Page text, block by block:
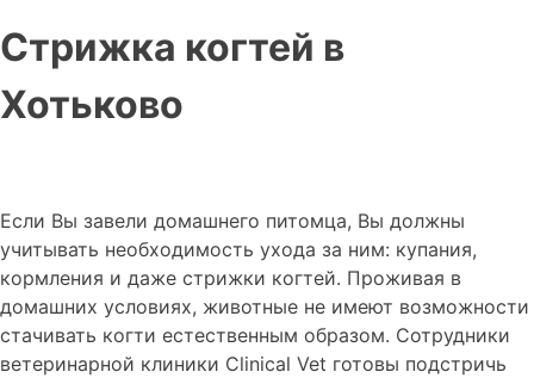
Стрижка когтей в
Хотьково
Если Вы завели домашнего питомца, Вы должны
учитывать необходимость ухода за ним: купания,
кормления и даже стрижки когтей. Проживая в
домашних условиях, животные не имеют возможности
стачивать когти естественным образом. Сотрудники
ветеринарной клиники Clinical Vet готовы подстричь